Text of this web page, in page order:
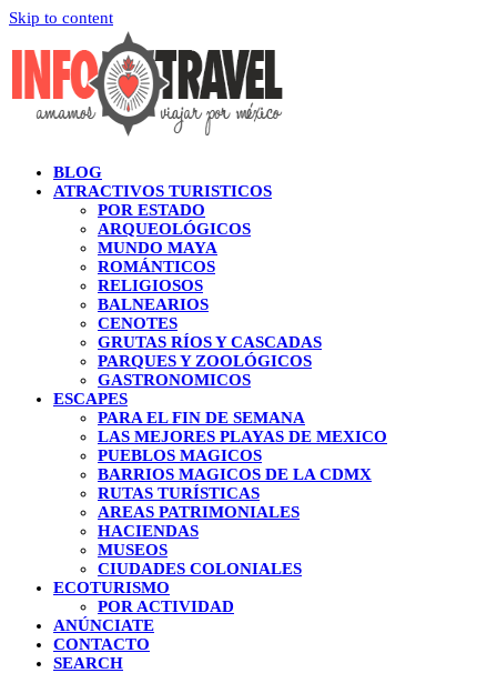
Skip to content
BLOG
ATRACTIVOS TURISTICOS
POR ESTADO
ARQUEOLÓGICOS
MUNDO MAYA
ROMÁNTICOS
RELIGIOSOS
BALNEARIOS
CENOTES
GRUTAS RÍOS Y CASCADAS
PARQUES Y ZOOLÓGICOS
GASTRONOMICOS
ESCAPES
PARA EL FIN DE SEMANA
LAS MEJORES PLAYAS DE MEXICO
PUEBLOS MAGICOS
BARRIOS MAGICOS DE LA CDMX
RUTAS TURÍSTICAS
AREAS PATRIMONIALES
HACIENDAS
MUSEOS
CIUDADES COLONIALES
ECOTURISMO
POR ACTIVIDAD
ANÚNCIATE
CONTACTO
SEARCH